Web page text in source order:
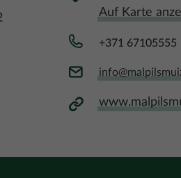
Auf Karte
+371 67105555